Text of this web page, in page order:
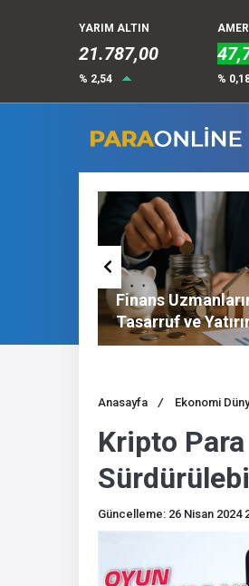
YARIM ALTIN
21.787,00
% 2,54 %
Finans
Tasarruf ve
Tavsiyeleri
Anasayfa / Ekonomi
Kripto
Güncelleme: 26 Nisan 2024